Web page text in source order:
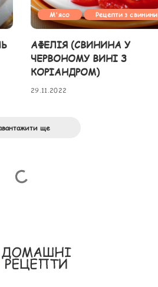
М'ясо Рецепти з свинини
АФЕЛІЯ (СВИНИНА У
ЧЕРВОНОМУ ВИНІ З
КОРІАНДРОМ)
29.11.2022
ще